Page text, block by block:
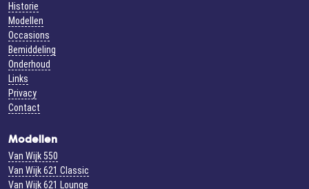
Historie
Modellen
Occasions
Bemiddeling
Onderhoud
Links
Privacy
Contact
Modellen
Van Wijk 550
Van Wijk 621 Classic
Van Wijk 621 Lounge